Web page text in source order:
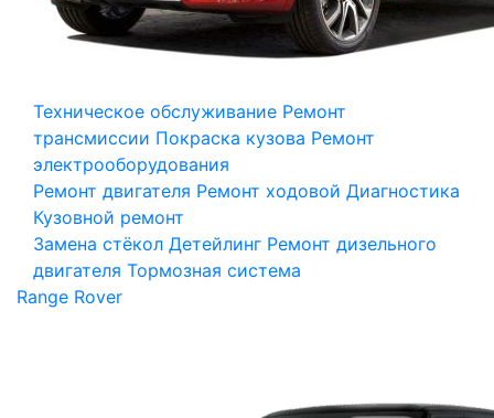
Техническое обслуживание Ремонт
трансмиссии Покраска кузова Ремонт
электрооборудования
Ремонт двигателя Ремонт ходовой Диагностика
Кузовной ремонт
Замена стёкол Детейлинг Ремонт дизельного
двигателя Тормозная система
Range Rover